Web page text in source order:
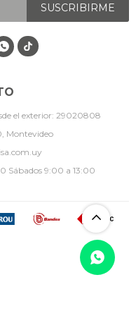
el exterior: 29020808
Montevideo
Sábados 9:00 a 13:00
SUSCRIBIRME